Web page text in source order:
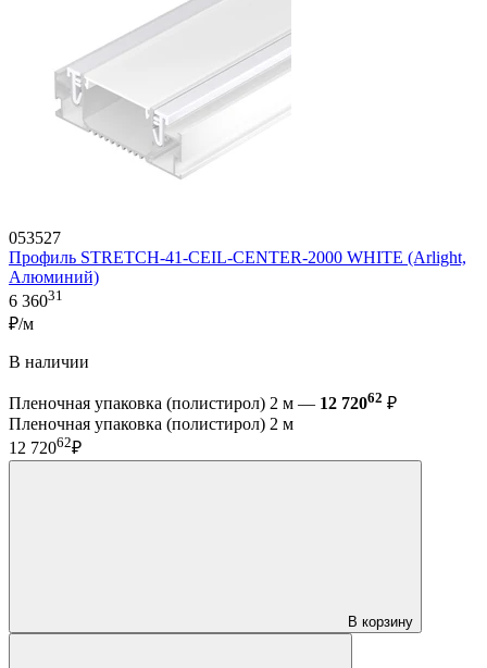
053527
Профиль STRETCH-41-CEIL-CENTER-2000 WHITE (Arlight,
Алюминий)
6 36031
₽/м
В наличии
Пленочная упаковка (полистирол) 2 м — 12 72062 ₽
Пленочная упаковка (полистирол) 2 м
12 72062₽
В корзину